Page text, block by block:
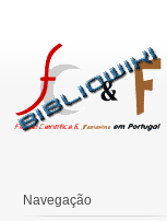
Navegação